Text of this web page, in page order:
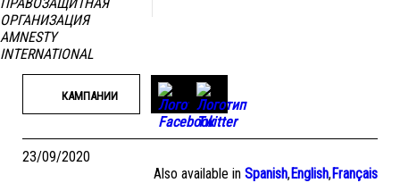
КАМПАНИИ
23/09/2020
Also available in Spanish,English,Français